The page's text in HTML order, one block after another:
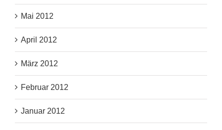
Mai 2012
April 2012
März 2012
Februar 2012
Januar 2012